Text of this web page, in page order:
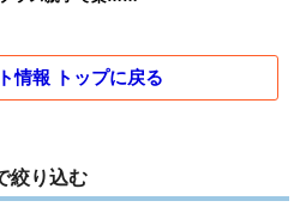
情報 トップに戻る
絞り込む